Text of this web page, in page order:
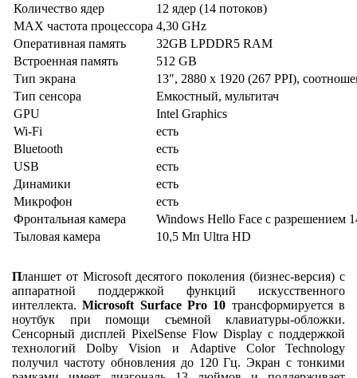
Количество ядер
12 ядер (14 потоков)
MAX частота процессора 4,30 GHz
Оперативная память
32GB LPDDR5 RAM
Встроенная память
512 GB
Тип экрана
13", 2880 x 1920 (267 PPI),
Тип сенсора
Емкостный, мультитач
GPU
Intel Graphics
Wi-Fi
есть
Bluetooth
есть
USB
есть
Динамики
есть
Микрофон
есть
Фронтальная камера
Windows Hello Face с разрешением
Тыловая камера
10,5 Мп Ultra HD
Планшет от Microsoft десятого поколения (бизнес-версия) с
аппаратной поддержкой функций искусственного
интеллекта.Microsoft Surface Pro 10 трансформируется в
ноутбук при помощи съемной клавиатуры-обложки.
Сенсорный дисплей PixelSense Flow Display с поддержкой
технологий Dolby Vision и Adaptive Color Technology
получил частоту обновления до 120 Гц. Экран с тонкими